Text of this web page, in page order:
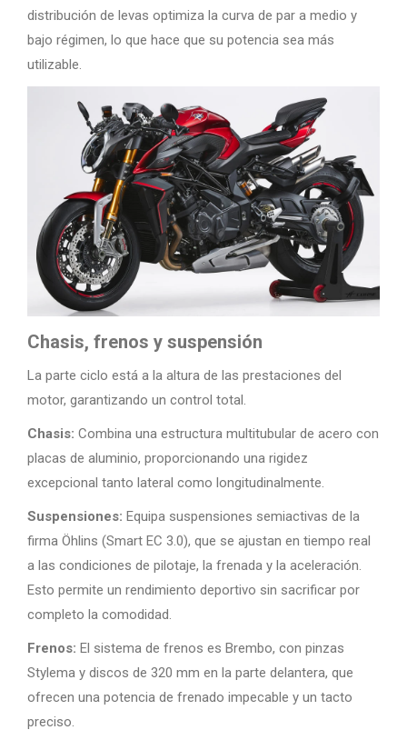
distribución de levas optimiza la curva de par a medio y
bajo régimen, lo que hace que su potencia sea más
utilizable.
Chasis, frenos y suspensión
La parte ciclo está a la altura de las prestaciones del
motor, garantizando un control total.
Chasis: Combina una estructura multitubular de acero con
placas de aluminio, proporcionando una rigidez
excepcional tanto lateral como longitudinalmente.
Suspensiones: Equipa suspensiones semiactivas de la
firma Öhlins (Smart EC 3.0), que se ajustan en tiempo real
a las condiciones de pilotaje, la frenada y la aceleración.
Esto permite un rendimiento deportivo sin sacrificar por
completo la comodidad.
Frenos: El sistema de frenos es Brembo, con pinzas
Stylema y discos de 320 mm en la parte delantera, que
ofrecen una potencia de frenado impecable y un tacto
preciso.